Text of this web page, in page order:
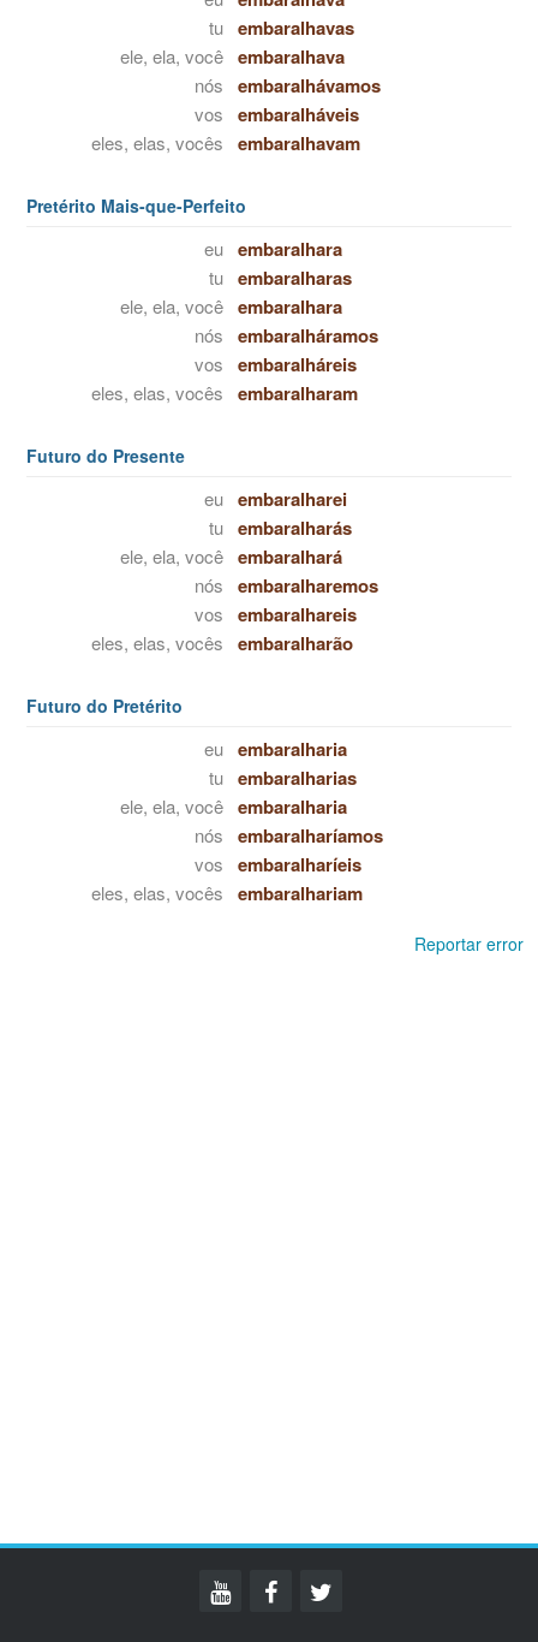
tu embaralhavas
ele, ela, você embaralhava
nós embaralhávamos
vos embaralháveis
eles, elas, vocês embaralhavam
Pretérito Mais-que-Perfeito
eu embaralhara
tu embaralharas
ele, ela, você embaralhara
nós embaralháramos
vos embaralháreis
eles, elas, vocês embaralharam
Futuro do Presente
eu embaralharei
tu embaralharás
ele, ela, você embaralhará
nós embaralharemos
vos embaralhareis
eles, elas, vocês embaralharão
Futuro do Pretérito
eu embaralharia
tu embaralharias
ele, ela, você embaralharia
nós embaralharíamos
vos embaralharíeis
eles, elas, vocês embaralhariam
Reportar error